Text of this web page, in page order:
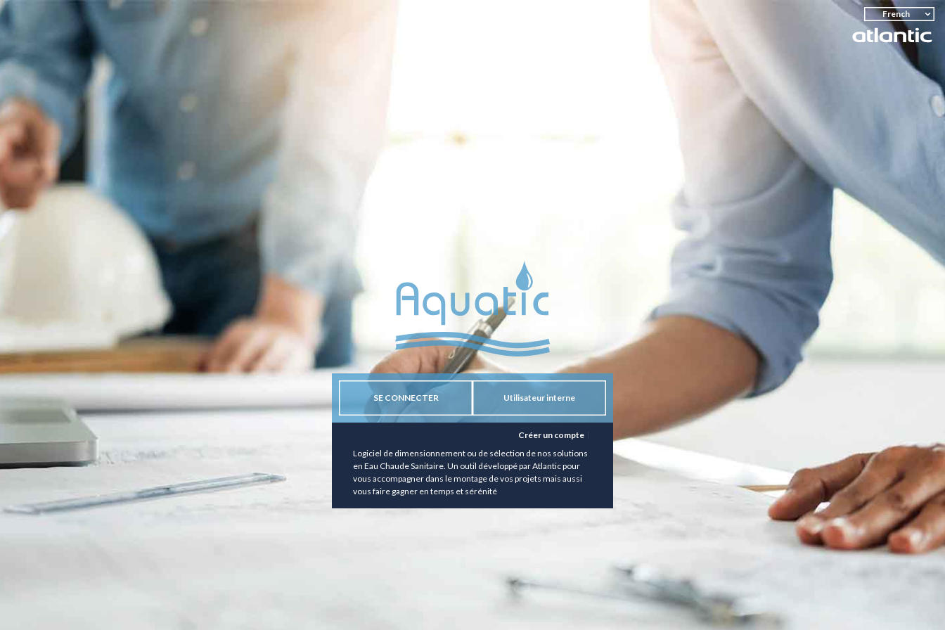
French down
SE CONNECTER Utilisateur interne
Créer un compte
Logiciel de dimensionnement ou de sélection de nos solutions
en Eau Chaude Sanitaire. Un outil développé par Atlantic pour
vous accompagner dans le montage de vos projets mais aussi
vous faire gagner en temps et sérénité